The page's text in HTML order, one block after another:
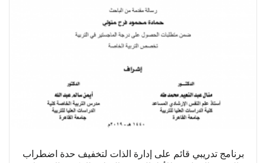
برنامج تدريبي قائم على إدارة الذات لتخفيف حدة اضطراب